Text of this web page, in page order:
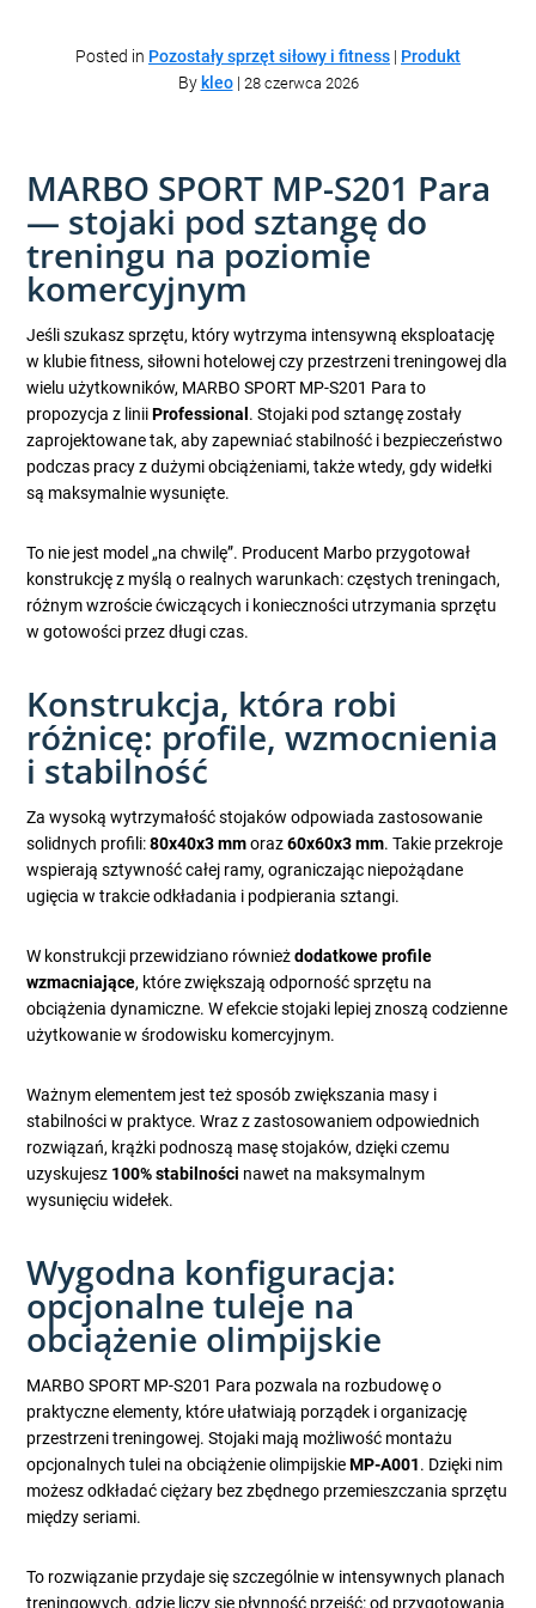
Posted in Pozostały sprzęt siłowy i fitness | Produkt
By kleo| 28 czerwca 2026
MARBO SPORT MP-S201 Para
— stojaki pod sztangę do
treningu na poziomie
komercyjnym
Jeśli szukasz sprzętu, który wytrzyma intensywną eksploatację
w klubie fitness, siłowni hotelowej czy przestrzeni treningowej dla
wielu użytkowników, MARBO SPORT MP-S201 Para to
propozycja z liniiProfessional . Stojaki pod sztangę zostały
zaprojektowane tak, aby zapewniać stabilność i bezpieczeństwo
podczas pracy z dużymi obciążeniami, także wtedy, gdy widełki
są maksymalnie wysunięte.
To nie jest model „na chwilę”. Producent Marbo przygotował
konstrukcję z myślą o realnych warunkach: częstych treningach,
różnym wzroście ćwiczących i konieczności utrzymania sprzętu
w gotowości przez długi czas.
Konstrukcja, która robi
różnicę: profile, wzmocnienia
i stabilność
Za wysoką wytrzymałość stojaków odpowiada zastosowanie
solidnych profili:80x40x3 mmoraz60x60x3 mm. Takie przekroje
wspierają sztywność całej ramy, ograniczając niepożądane
ugięcia w trakcie odkładania i podpierania sztangi.
W konstrukcji przewidziano równieżdodatkowe profile
wzmacniające, które zwiększają odporność sprzętu na
obciążenia dynamiczne. W efekcie stojaki lepiej znoszą codzienne
użytkowanie w środowisku komercyjnym.
Ważnym elementem jest też sposób zwiększania masy i
stabilności w praktyce. Wraz z zastosowaniem odpowiednich
rozwiązań, krążki podnoszą masę stojaków, dzięki czemu
uzyskujesz 100% stabilności nawet na maksymalnym
wysunięciu widełek.
Wygodna konfiguracja:
opcjonalne tuleje na
obciążenie olimpijskie
MARBO SPORT MP-S201 Para pozwala na rozbudowę o
praktyczne elementy, które ułatwiają porządek i organizację
przestrzeni treningowej. Stojaki mają możliwość montażu
opcjonalnych tulei na obciążenie olimpijskieMP-A001. Dzięki nim
możesz odkładać ciężary bez zbędnego przemieszczania sprzętu
między seriami.
To rozwiązanie przydaje się szczególnie w intensywnych planach
treningowych, gdzie liczy się płynność przejść: od przygotowania